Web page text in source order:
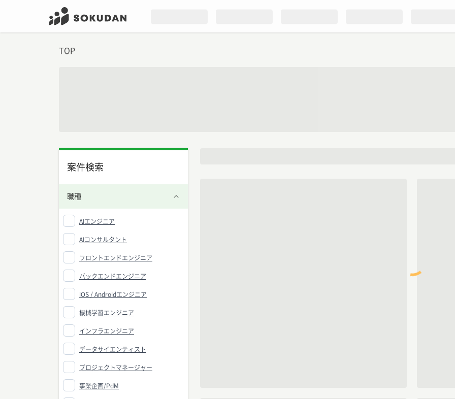
TOP
案件検索
職種
AIエンジニア
AIコンサルタント
フロントエンドエンジニア
バックエンドエンジニア
iOS / Androidエンジニア
機械学習エンジニア
インフラエンジニア
データサイエンティスト
プロジェクトマネージャー
事業企画/PdM